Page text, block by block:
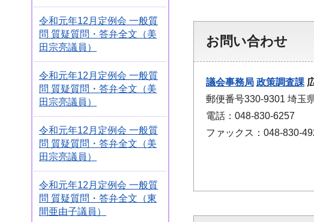
令和元年12月定例会 一般質
問 質疑質問・答弁全文（美
田宗亮議員）
令和元年12月定例会 一般質
問 質疑質問・答弁全文（美
田宗亮議員）
令和元年12月定例会 一般質
問 質疑質問・答弁全文（美
田宗亮議員）
令和元年12月定例会 一般質
問 質疑質問・答弁全文（東
間亜由子議員）
お問い合わせ
議会事務局 政策調査課
郵便番号330-9301 埼玉
電話：048-830-6257
ファックス：048-830-